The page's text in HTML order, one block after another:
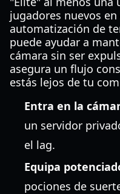
jugadores nuevos
automatización de
puede ayudar a
cámara sin ser
asegura un flujo
estás lejos de tu
Entra en la
un servidor
el lag.
Equipa
pociones de